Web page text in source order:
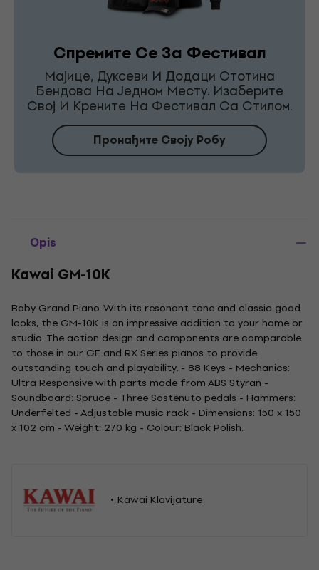
Спремите Се За Фестивал
Мајице, Дуксеви И Додаци Стотина
Бендова На Једном Месту. Изаберите
Свој И Крените На Фестивал Са Стилом.
Пронађите Своју Робу
Opis
Kawai GM-10K
Baby Grand Piano. With its resonant tone and classic good
looks, the GM-10K is an impressive addition to your home or
studio. The action design and components are comparable
to those in our GE and RX Series pianos to provide
outstanding touch and playability. - 88 Keys - Mechanics:
Ultra Responsive with parts made from ABS Styran -
Soundboard: Spruce - Three Sostenuto pedals - Hammers:
Underfelted - Adjustable music rack - Dimensions: 150 x 150
x 102 cm - Weight: 270 kg - Colour: Black Polish.
Kawai Klavijature